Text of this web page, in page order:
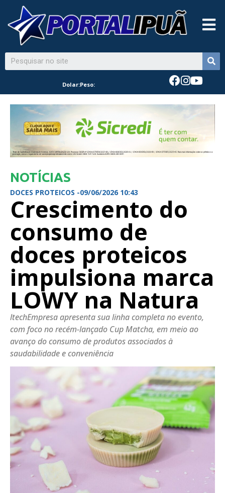
Dolar:Peso:
NOTÍCIAS
DOCES PROTEICOS -09/06/2026 10:43
Crescimento do
consumo de
doces proteicos
impulsiona marca
LOWY na Natura
ltechEmpresa apresenta sua linha completa no evento,
com foco no recém-lançado Cup Matcha, em meio ao
avanço do consumo de produtos associados à
saudabilidade e conveniência